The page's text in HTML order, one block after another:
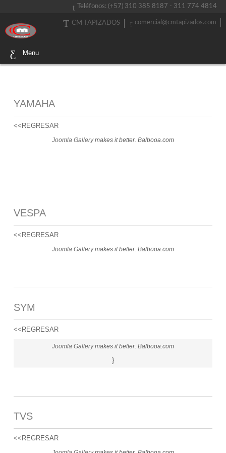
Teléfonos: (+57) 310 385 8187 - 311 774 4814
comercial@cmtapizados.com
CM TAPIZADOS
Menu
YAMAHA
<<REGRESAR
Joomla Gallerymakes it better. Balbooa.com
VESPA
<<REGRESAR
Joomla Gallerymakes it better. Balbooa.com
SYM
<<REGRESAR
Joomla Gallerymakes it better. Balbooa.com
}
TVS
<<REGRESAR